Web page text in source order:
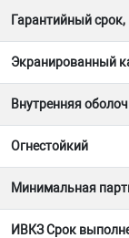
Гарантийный срок,
Экранированный
Внутренняя
Огнестойкий
Минимальная
ИВКЗ Срок